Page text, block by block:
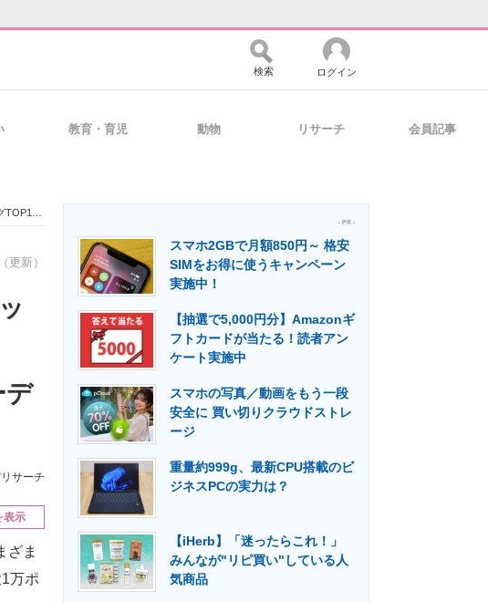
経営リーダーのコミュニティ マーケ×ITの今がよく分かる
製造業のIT導入・活用を支援
エネルギーの専門メディア 建設×テクノロジーの最前線
検索 ログイン
教育・育児 動物 リサーチ 会員記事
1月6日】
更新）
デ
サーチ
表示
ざま
万ポ
- PR -
スマホ2GBで月額850円～ 格安
SIMをお得に使うキャンペーン
実施中！
【抽選で5,000円分】Amazonギ
フトカードが当たる！読者アン
ケート実施中
スマホの写真／動画をもう一段
安全に 買い切りクラウドストレ
ージ
重量約999g、最新CPU搭載のビ
ジネスPCの実力は？
【iHerb】「迷ったらこれ！」
みんなが"リピ買い"している人
気商品